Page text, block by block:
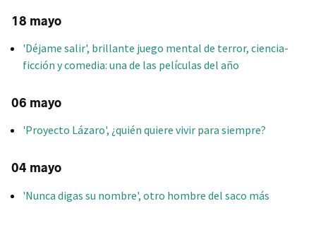
18 mayo
'Déjame salir', brillante juego mental de terror, ciencia-
ficción y comedia: una de las películas del año
06 mayo
'Proyecto Lázaro', ¿quién quiere vivir para siempre?
04 mayo
'Nunca digas su nombre', otro hombre del saco más